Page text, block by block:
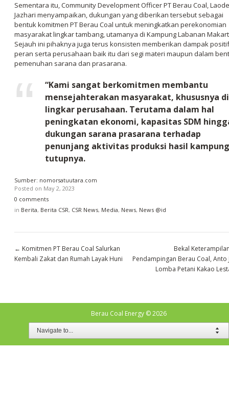
Sementara itu, Community Development Officer PT Berau Coal, Laode
Jazhari menyampaikan, dukungan yang diberikan tersebut sebagai
bentuk komitmen PT Berau Coal untuk meningkatkan perekonomian
masyarakat lingkar tambang, utamanya di Kampung Labanan
Sejauh ini pihaknya juga terus konsisten memberikan dampak
peran serta perusahaan baik itu dari segi materi maupun dalam
pemenuhan sarana dan prasarana.
“Kami sangat berkomitmen membantu
mensejahterakan masyarakat, khususnya di
lingkar perusahaan. Terutama dalam hal
peningkatan ekonomi, kapasitas SDM
dukungan sarana prasarana terhadap
penunjang aktivitas produksi hasil
tutupnya.
Sumber: nomorsatuutara.com
Posted on May 2, 2023
0 comments
in Berita, Berita CSR, CSR News, Media, News, News @id
← Komitmen PT Berau Coal Salurkan
Kembali Zakat dan Rumah Layak Huni
Bekal
Pendampingan Berau Coal, Anto
Lomba Petani Kakao
Berau Coal Energy © 2026